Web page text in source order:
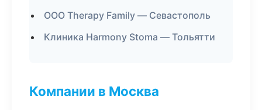
ООО Therapy Family — Севастополь
Клиника Harmony Stoma — Тольятти
Компании в Москва